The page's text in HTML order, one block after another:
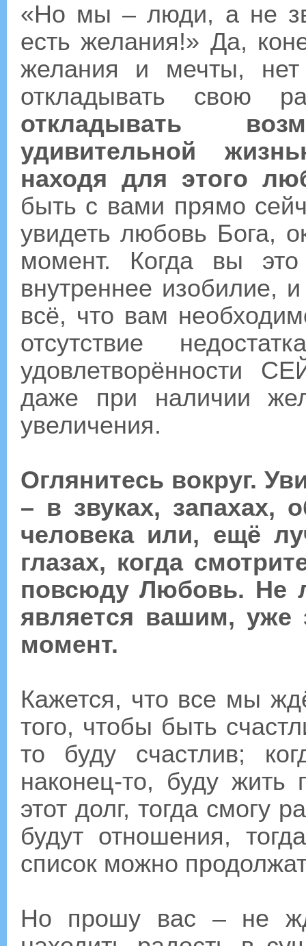
«Но мы – люди, а не
есть желания!» Да,
желания и мечты, нет
откладывать свою
откладывать
удивительной
находя для этого
быть с вами прямо
увидеть любовь Бога,
момент. Когда вы это
внутреннее изобилие,
всё, что вам
отсутствие
удовлетворённости
даже при наличии
увеличения.
Оглянитесь вокруг.
– в звуках, запахах,
человека или, ещё
глазах, когда
повсюду Любовь. Не
является вашим,
момент.
Кажется, что все мы
того, чтобы быть
то буду счастлив;
наконец-то, буду жить
этот долг, тогда смогу
будут отношения,
список можно
Но прошу вас – не